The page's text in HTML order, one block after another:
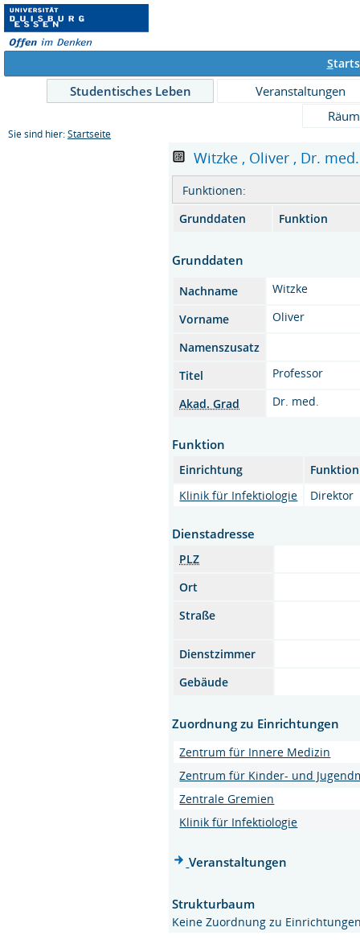
S
Studentisches Leben
Veranstaltungen
Sie sind hier: Startseite
Witzke , Oliver , Dr.
Funktionen:
Grunddaten
Funktion
Grunddaten
Nachname
Witzke
Vorname
Oliver
Namenszusatz
Titel
Professor
Akad. Grad
Dr. med.
Funktion
Einrichtung
Funktion
Klinik für Infektiologie
Direktor
Dienstadresse
PLZ
Ort
Straße
Dienstzimmer
Gebäude
Zuordnung zu Einrichtungen
Zentrum für Innere Medizin
Zentrum für Kinder- und
Zentrale Gremien
Klinik für Infektiologie
Veranstaltungen
Strukturbaum
Keine Zuordnung zu